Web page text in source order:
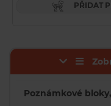
PŘIDAT
Poznámkové